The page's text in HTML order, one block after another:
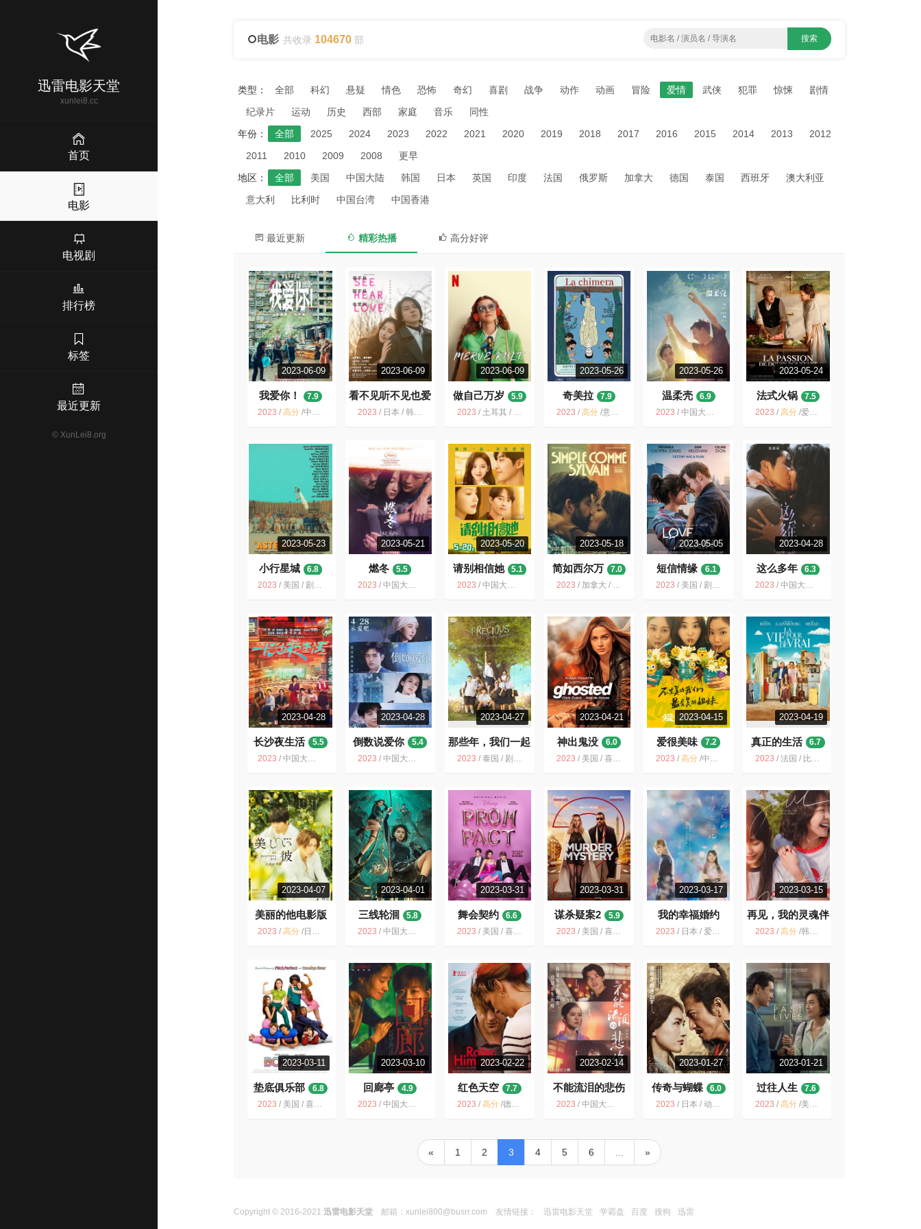
迅雷电影天堂
xunlei8.cc
首页
电影
电视剧
排行榜
标签
最近更新
© XunLei8.org
电影 共收录 104670 部
类型： 全部 科幻 悬疑 情色 恐怖 奇幻 喜剧 战争 动作 动画 冒险 爱情 武侠 犯罪 惊悚
剧情
纪录片
运动 历史 西部 家庭 音乐
同性
年份：
全部 2025 2024 2023 2022 2021 2020 2019 2018 2017 2016 2015 2014 2013
2012
2011
2010 2009 2008
更早
地区：
全部 美国 中国大陆 韩国 日本 英国 印度 法国 俄罗斯 加拿大 德国 泰国 西班牙
澳大利亚
意大利
比利时 中国台湾 中国香港
最近更新 精彩热播 高分好评
2023-06-09
我爱你！
7.9
2023 /高分 /中国大陆 / 中国香港 / 剧情 爱情 家庭
2023-06-09
看不见听不见也爱
你
5.8
2023 / 日本 / 韩国 / 剧情 爱情
2023-06-09
做自己万岁
5.9
2023 / 土耳其 / 喜剧 爱情
2023-05-26
奇美拉
7.9
2023 / 高分/意大利 / 法国 / 瑞士 / 喜剧 爱情 奇幻 冒险
2023-05-26
温柔壳
6.9
2023 /中国大陆 / 剧情 爱情
2023-05-24
法式火锅
7.5
2023 /高分 /爱情 戛纳 美食 历史 文艺 人生
2023-05-23
小行星城
6.8
2023 / 美国 / 剧情 喜剧 爱情
2023-05-21
燃冬
5.5
2023 / 中国大陆 / 剧情 爱情
2023-05-20
请别相信她
5.1
2023 / 中国大陆 / 喜剧 爱情
2023-05-18
简如西尔万
7.0
2023 / 加拿大 / 法国 / 剧情 喜剧 爱情
2023-05-05
短信情缘
6.1
2023 / 美国 / 剧情 喜剧 爱情
2023-04-28
这么多年
6.3
2023 /中国大陆 / 剧情 爱情 家庭
2023-04-28
长沙夜生活
5.5
2023 /中国大陆 / 剧情 爱情
2023-04-28
倒数说爱你
5.4
2023 / 中国大陆 / 爱情 奇幻
2023-04-27
那些年，我们一起
追的女孩
6.4
2023 / 泰国 / 剧情 喜剧 爱情
2023-04-21
神出鬼没
6.0
2023 / 美国 / 喜剧 动作 爱情 冒险
2023-04-15
爱很美味
7.2
2023 /高分 /中国大陆 / 剧情 爱情
2023-04-19
真正的生活
6.7
2023 /法国 / 比利时 / 喜剧 爱情
2023-04-07
美丽的他电影版
7.7
2023 /高分 /日本 / 爱情 同性
2023-04-01
三线轮洄
5.8
2023 / 中国大陆 / 剧情 爱情 悬疑 冒险
2023-03-31
舞会契约
6.6
2023 / 美国 / 喜剧 爱情 家庭
2023-03-31
谋杀疑案2
5.9
2023 / 美国 / 喜剧 动作 爱情 悬疑 犯罪
2023-03-17
我的幸福婚约
6.6
2023 / 日本 / 爱情 奇幻
2023-03-15
再见，我的灵魂伴
侣
7.3
2023 /高分 /韩国 / 剧情 爱情
2023-03-11
垫底俱乐部
6.8
2023 / 美国 / 喜剧 爱情 同性
2023-03-10
回廊亭
4.9
2023 / 中国大陆 / 爱情 悬疑 犯罪
2023-02-22
红色天空
7.7
2023 / 高分/德国 / 剧情 爱情
2023-02-14
不能流泪的悲伤
5.6
2023 / 中国大陆 / 爱情
2023-01-27
传奇与蝴蝶
6.0
2023 / 日本 / 动作 爱情 历史
2023-01-21
过往人生
7.6
2023 /高分 /美国 / 韩国 / 剧情 爱情
« 1 2 3 4 5 6 »
Copyright © 2016-2021迅雷电影天堂 邮箱：xunlei800@busrr.com 友情链接： 迅雷电影天堂 学霸盘 百度 搜狗 迅雷